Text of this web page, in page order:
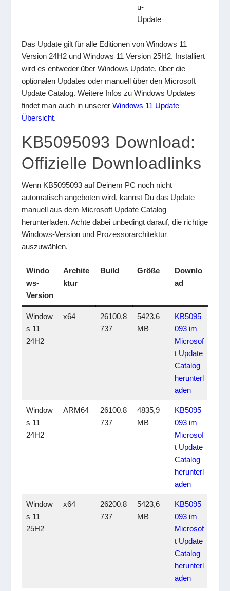
u-
Update
Das Update gilt für alle Editionen von Windows 11
Version 24H2 und Windows 11 Version 25H2. Installiert
wird es entweder über Windows Update, über die
optionalen Updates oder manuell über den Microsoft
Update Catalog. Weitere Infos zu Windows Updates
findet man auch in unsererWindows 11 Update
Übersicht.
KB5095093 Download:
Offizielle Downloadlinks
Wenn KB5095093 auf Deinem PC noch nicht
automatisch angeboten wird, kannst Du das Update
manuell aus dem Microsoft Update Catalog
herunterladen. Achte dabei unbedingt darauf, die richtige
Windows-Version und Prozessorarchitektur
auszuwählen.
Windo
ws-
Version
Archite
ktur
Build Größe
Downlo
ad
Window
s 11
24H2
x64
26100.8
737
5423,6
MB
KB5095
093 im
Microsof
t Update
Catalog
herunterl
aden
Window
s 11
24H2
ARM64
26100.8
737
4835,9
MB
KB5095
093 im
Microsof
t Update
Catalog
herunterl
aden
Window
s 11
25H2
x64
26200.8
737
5423,6
MB
KB5095
093 im
Microsof
t Update
Catalog
herunterl
aden